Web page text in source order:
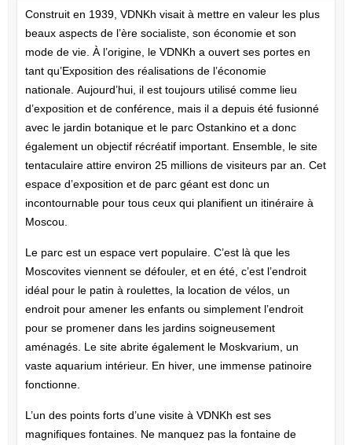
Construit en 1939, VDNKh visait à mettre en valeur les plus
beaux aspects de l’ère socialiste, son économie et son
mode de vie. À l’origine, le VDNKh a ouvert ses portes en
tant qu’Exposition des réalisations de l’économie
nationale. Aujourd’hui, il est toujours utilisé comme lieu
d’exposition et de conférence, mais il a depuis été fusionné
avec le jardin botanique et le parc Ostankino et a donc
également un objectif récréatif important. Ensemble, le site
tentaculaire attire environ 25 millions de visiteurs par an. Cet
espace d’exposition et de parc géant est donc un
incontournable pour tous ceux qui planifient un itinéraire à
Moscou.
Le parc est un espace vert populaire. C’est là que les
Moscovites viennent se défouler, et en été, c’est l’endroit
idéal pour le patin à roulettes, la location de vélos, un
endroit pour amener les enfants ou simplement l’endroit
pour se promener dans les jardins soigneusement
aménagés. Le site abrite également le Moskvarium, un
vaste aquarium intérieur. En hiver, une immense patinoire
fonctionne.
L’un des points forts d’une visite à VDNKh est ses
magnifiques fontaines. Ne manquez pas la fontaine de